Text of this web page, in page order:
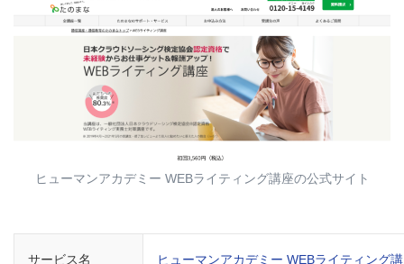
ヒューマンアカデミー WEBライティング講座の公式サイト
サービス名 ヒューマンアカデミー WEBライティング